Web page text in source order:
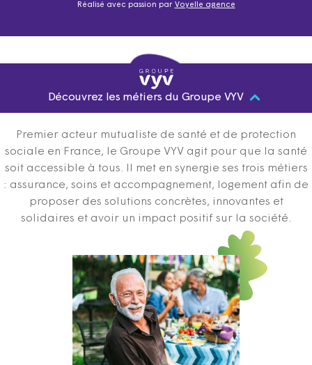
Réalisé avec passion par Voyelle agence
Découvrez les métiers du Groupe VYV
Premier acteur mutualiste de santé et de protection
sociale en France, le Groupe VYV agit pour que la santé
soit accessible à tous. Il met en synergie ses trois métiers
: assurance, soins et accompagnement, logement afin de
proposer des solutions concrètes, innovantes et
solidaires et avoir un impact positif sur la société.